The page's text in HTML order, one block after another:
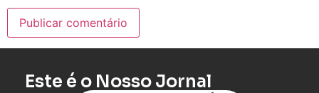
Este é o Nosso Jornal